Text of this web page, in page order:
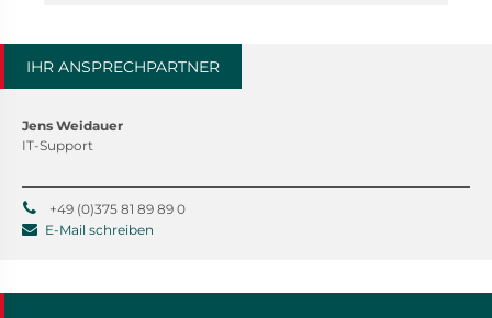
IHR ANSPRECHPARTNER
Jens Weidauer
IT-Support
+49 (0)375 81 89 89 0
E-Mail schreiben